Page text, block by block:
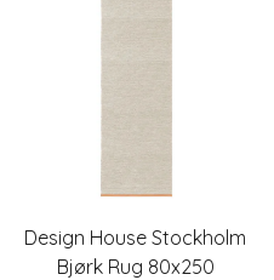
Design House Stockholm
Bjørk Rug 80x250